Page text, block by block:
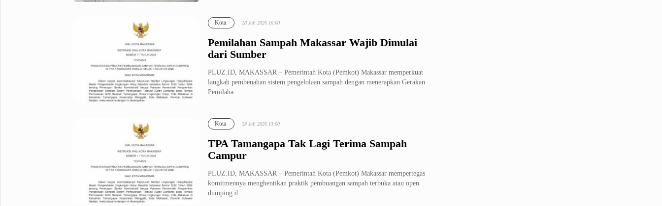
Pemilahan Sampah Makassar Wajib Dimulai
dari Sumber
Kota 28 Juli 2026 16:00
PLUZ.ID, MAKASSAR – Pemerintah Kota (Pemkot) Makassar memperkuat
langkah pembenahan sistem pengelolaan sampah dengan menerapkan Gerakan
Pemilaha...
TPA Tamangapa Tak Lagi Terima Sampah
Campur
Kota 28 Juli 2026 13:00
PLUZ.ID, MAKASSAR – Pemerintah Kota (Pemkot) Makassar mempertegas
komitmennya menghentikan praktik pembuangan sampah terbuka atau open
dumping d...